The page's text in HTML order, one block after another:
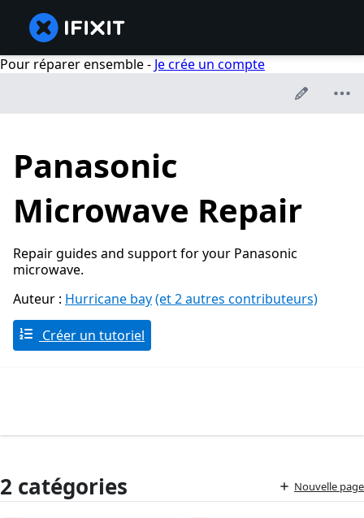
Pour réparer ensemble - Je crée un compte
Panasonic
Microwave Repair
Repair guides and support for your Panasonic
microwave.
Auteur : Hurricane bay(et 2 autres contributeurs)
Créer un tutoriel
2 catégories Nouvelle page